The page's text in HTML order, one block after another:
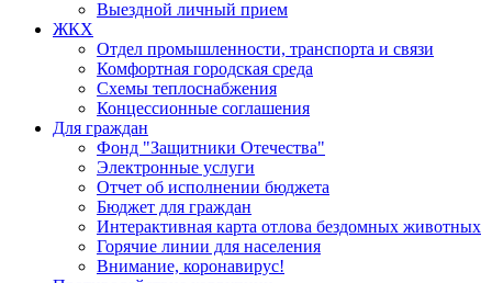
Выездной личный прием
ЖКХ
Отдел промышленности, транспорта и связи
Комфортная городская среда
Схемы теплоснабжения
Концессионные соглашения
Для граждан
Фонд "Защитники Отечества"
Электронные услуги
Отчет об исполнении бюджета
Бюджет для граждан
Интерактивная карта отлова бездомных животных
Горячие линии для населения
Внимание, коронавирус!